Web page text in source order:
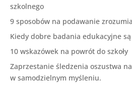
szkolnego
9 sposobów na podawanie
Kiedy dobre badania edukacyjne
10 wskazówek na powrót do szkoły
Zaprzestanie śledzenia oszustwa
w samodzielnym myśleniu.